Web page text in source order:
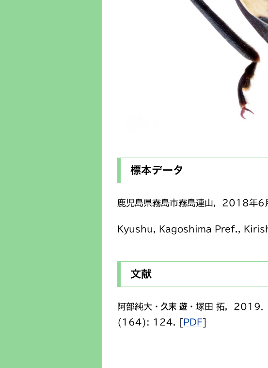
標本データ
鹿児島県霧島市霧島連山，2018年6
Kyushu, Kagoshima Pref.,
文献
阿部純大・ 久末 遊 ・塚田 拓，2019．
(164): 124. [ PDF]